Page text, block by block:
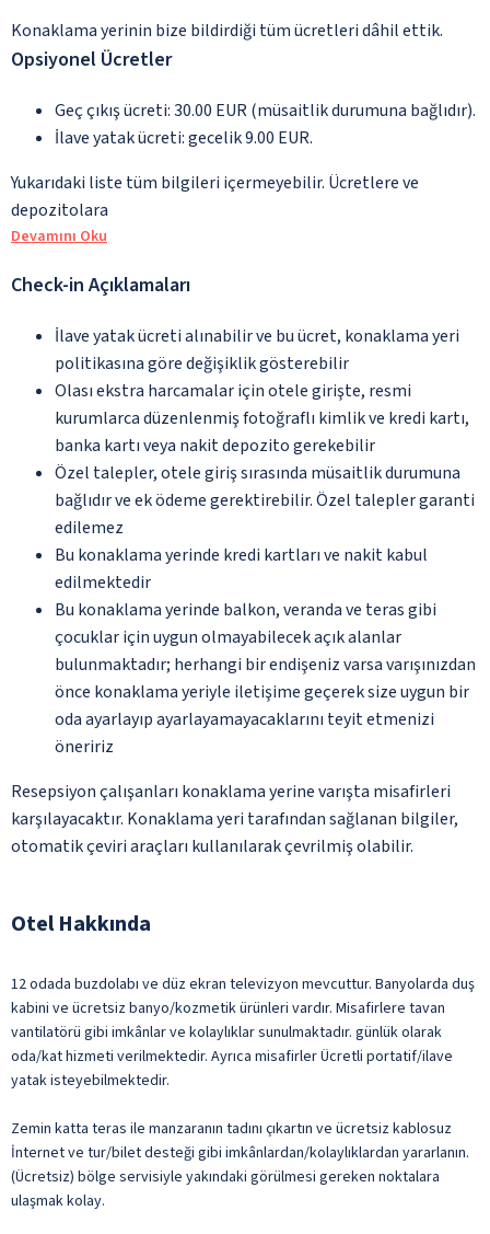
Konaklama yerinin bize bildirdiği tüm ücretleri dâhil ettik.
Opsiyonel Ücretler
Geç çıkış ücreti: 30.00 EUR (müsaitlik durumuna bağlıdır).
İlave yatak ücreti: gecelik 9.00 EUR.
Yukarıdaki liste tüm bilgileri içermeyebilir. Ücretlere ve
depozitolara
Devamını Oku
Check-in Açıklamaları
İlave yatak ücreti alınabilir ve bu ücret, konaklama yeri
politikasına göre değişiklik gösterebilir
Olası ekstra harcamalar için otele girişte, resmi
kurumlarca düzenlenmiş fotoğraflı kimlik ve kredi kartı,
banka kartı veya nakit depozito gerekebilir
Özel talepler, otele giriş sırasında müsaitlik durumuna
bağlıdır ve ek ödeme gerektirebilir. Özel talepler garanti
edilemez
Bu konaklama yerinde kredi kartları ve nakit kabul
edilmektedir
Bu konaklama yerinde balkon, veranda ve teras gibi
çocuklar için uygun olmayabilecek açık alanlar
bulunmaktadır; herhangi bir endişeniz varsa varışınızdan
önce konaklama yeriyle iletişime geçerek size uygun bir
oda ayarlayıp ayarlayamayacaklarını teyit etmenizi
öneririz
Resepsiyon çalışanları konaklama yerine varışta misafirleri
karşılayacaktır. Konaklama yeri tarafından sağlanan bilgiler,
otomatik çeviri araçları kullanılarak çevrilmiş olabilir.
Otel Hakkında
12 odada buzdolabı ve düz ekran televizyon mevcuttur. Banyolarda duş
kabini ve ücretsiz banyo/kozmetik ürünleri vardır. Misafirlere tavan
vantilatörü gibi imkânlar ve kolaylıklar sunulmaktadır. günlük olarak
oda/kat hizmeti verilmektedir. Ayrıca misafirler Ücretli portatif/ilave
yatak isteyebilmektedir.
Zemin katta teras ile manzaranın tadını çıkartın ve ücretsiz kablosuz
İnternet ve tur/bilet desteği gibi imkânlardan/kolaylıklardan yararlanın.
(Ücretsiz) bölge servisiyle yakındaki görülmesi gereken noktalara
ulaşmak kolay.